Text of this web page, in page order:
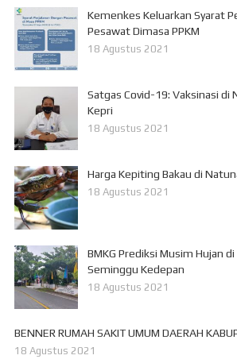
Kemenkes Keluarkan Syarat
Pesawat Dimasa PPKM
18 Agustus 2021
Satgas Covid-19: Vaksinasi di
Kepri
18 Agustus 2021
Harga Kepiting Bakau di
18 Agustus 2021
BMKG Prediksi Musim Hujan
Seminggu Kedepan
18 Agustus 2021
BENNER RUMAH SAKIT UMUM DAERAH
18 Agustus 2021